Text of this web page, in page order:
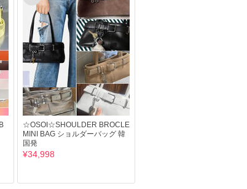
☆OSOI☆SHOULDER BROCLE
MINI BAG ショルダーバッグ 韓
国発
¥34,998